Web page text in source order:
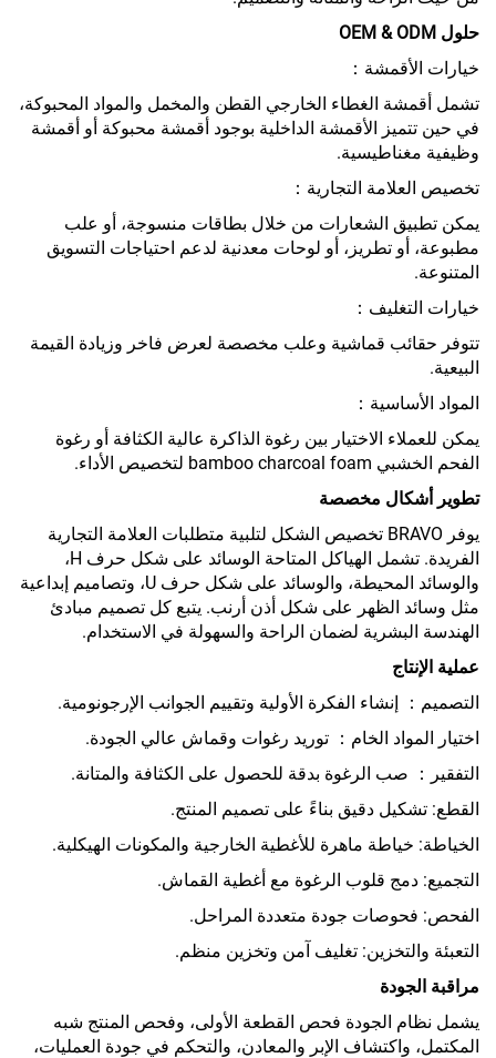
حلول OEM & ODM
خيارات الأقمشة：
تشمل أقمشة الغطاء الخارجي القطن والمخمل والمواد المحبوكة،
في حين تتميز الأقمشة الداخلية بوجود أقمشة محبوكة أو أقمشة
وظيفية مغناطيسية.
تخصيص العلامة التجارية：
يمكن تطبيق الشعارات من خلال بطاقات منسوجة، أو علب
مطبوعة، أو تطريز، أو لوحات معدنية لدعم احتياجات التسويق
المتنوعة.
خيارات التغليف：
تتوفر حقائب قماشية وعلب مخصصة لعرض فاخر وزيادة القيمة
البيعية.
المواد الأساسية：
يمكن للعملاء الاختيار بين رغوة الذاكرة عالية الكثافة أو رغوة
الفحم الخشبي bamboo charcoal foam لتخصيص الأداء.
تطوير أشكال مخصصة
يوفر BRAVO تخصيص الشكل لتلبية متطلبات العلامة التجارية
الفريدة. تشمل الهياكل المتاحة الوسائد على شكل حرف H،
والوسائد المحيطة، والوسائد على شكل حرف U، وتصاميم إبداعية
مثل وسائد الظهر على شكل أذن أرنب. يتبع كل تصميم مبادئ
الهندسة البشرية لضمان الراحة والسهولة في الاستخدام.
عملية الإنتاج
التصميم： إنشاء الفكرة الأولية وتقييم الجوانب الإرجونومية.
اختيار المواد الخام： توريد رغوات وقماش عالي الجودة.
التفقير： صب الرغوة بدقة للحصول على الكثافة والمتانة.
القطع: تشكيل دقيق بناءً على تصميم المنتج.
الخياطة: خياطة ماهرة للأغطية الخارجية والمكونات الهيكلية.
التجميع: دمج قلوب الرغوة مع أغطية القماش.
الفحص: فحوصات جودة متعددة المراحل.
التعبئة والتخزين: تغليف آمن وتخزين منظم.
مراقبة الجودة
يشمل نظام الجودة فحص القطعة الأولى، وفحص المنتج شبه
المكتمل، واكتشاف الإبر والمعادن، والتحكم في جودة العمليات،